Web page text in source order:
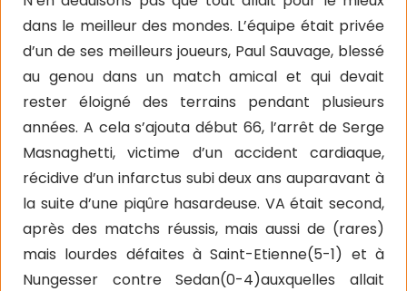
dans le meilleur des mondes. L’équipe était privée
d’un de ses meilleurs joueurs, Paul Sauvage, blessé
au genou dans un match amical et qui devait
rester éloigné des terrains pendant plusieurs
années. A cela s’ajouta début 66, l’arrêt de Serge
Masnaghetti, victime d’un accident cardiaque,
récidive d’un infarctus subi deux ans auparavant à
la suite d’une piqûre hasardeuse. VA était second,
après des matchs réussis, mais aussi de (rares)
mais lourdes défaites à Saint-Etienne(5-1) et à
Nungesser contre Sedan(0-4)auxquelles allait